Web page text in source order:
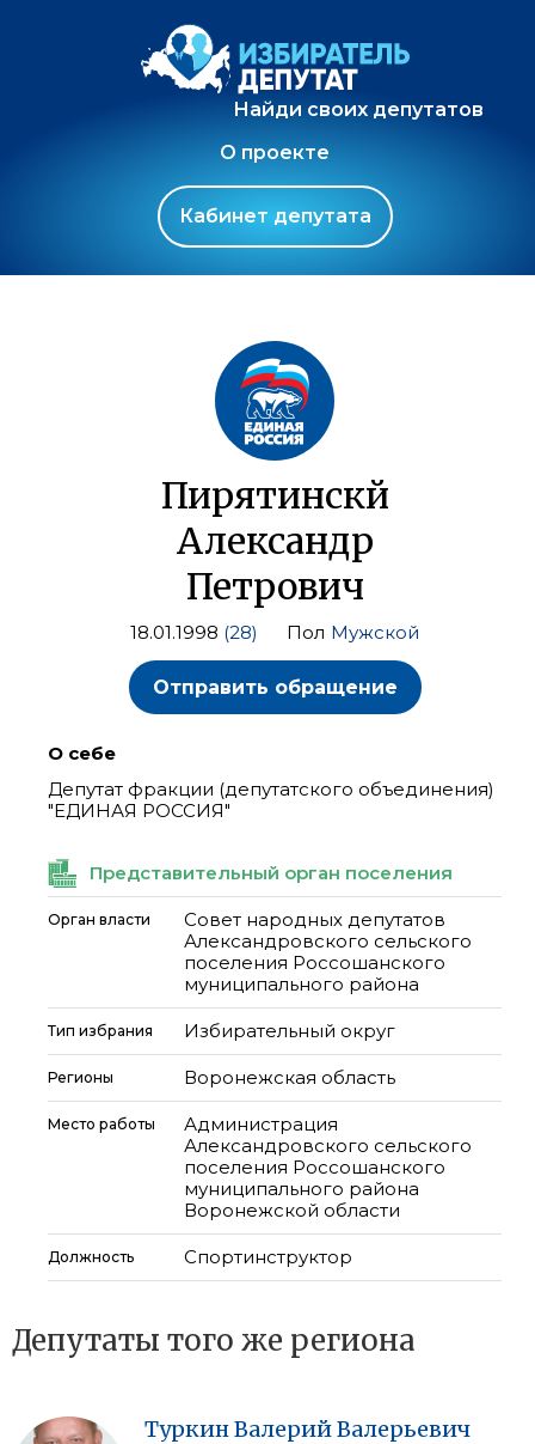
Найди своих депутатов
О проекте
Кабинет депутата
Пирятинскй
Александр
Петрович
18.01.1998 (28) Пол Мужской
Отправить обращение
О себе
Депутат фракции (депутатского объединения)
"ЕДИНАЯ РОССИЯ"
Представительный орган поселения
Орган власти
Совет народных депутатов
Александровского сельского
поселения Россошанского
муниципального района
Тип избрания Избирательный округ
Регионы Воронежская область
Место работы
Администрация
Александровского сельского
поселения Россошанского
муниципального района
Воронежской области
Должность Спортинструктор
Депутаты того же региона
ТуркинВалерийВалерьевич